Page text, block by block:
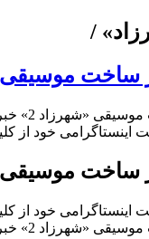
/
موسیقی
«شهرزاد 2» خبر داد
خود از کلید
موسیقی
خود از کلید
«شهرزاد 2» خبر داد